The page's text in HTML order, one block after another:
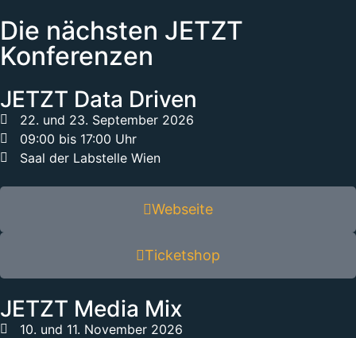
Die nächsten JETZT
Konferenzen
JETZT Data Driven
22. und 23. September 2026
09:00 bis 17:00 Uhr
Saal der Labstelle Wien
Webseite
Ticketshop
JETZT Media Mix
10. und 11. November 2026